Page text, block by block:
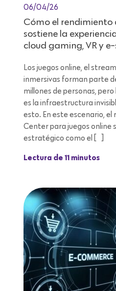
06/04/26
Cómo el
sostiene la
cloud gaming, VR y
Los juegos online, el
inmersivas forman parte
millones de personas,
es la infraestructura
esto. En este escenario,
Center para juegos online
estratégico como el […]
Lectura de 11 minutos